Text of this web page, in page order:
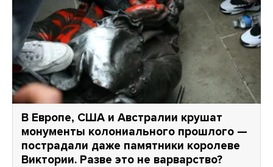
В Европе, США и Австралии крушат
монументы колониального прошлого —
пострадали даже памятники королеве
Виктории. Разве это не варварство?